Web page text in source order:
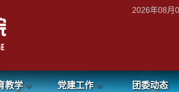
2026年08月
教学 党建工作 团委动态